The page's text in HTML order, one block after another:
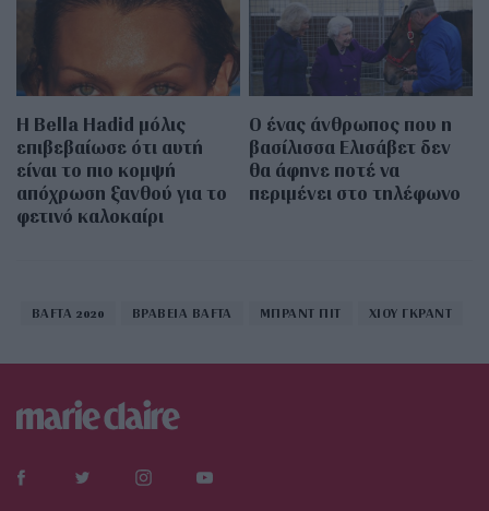
Η Bella Hadid μόλις
επιβεβαίωσε ότι αυτή
είναι το πιο κομψή
απόχρωση ξανθού για το
φετινό καλοκαίρι
Ο ένας άνθρωπος που η
βασίλισσα Ελισάβετ δεν
θα άφηνε ποτέ να
περιμένει στο τηλέφωνο
BAFTA 2020 ΒΡΑΒΕΙΑ BAFTA ΜΠΡΑΝΤ ΠΙΤ ΧΙΟΥ ΓΚΡΑΝΤ